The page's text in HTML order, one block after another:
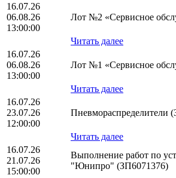
16.07.26
06.08.26
13:00:00
Лот №2 «Сервисное
Читать далее
16.07.26
06.08.26
13:00:00
Лот №1 «Сервисное
Читать далее
16.07.26
23.07.26
12:00:00
Пневмораспределители
Читать далее
16.07.26
21.07.26
15:00:00
Выполнение работ по
"Юнипро" (ЗП6071376)